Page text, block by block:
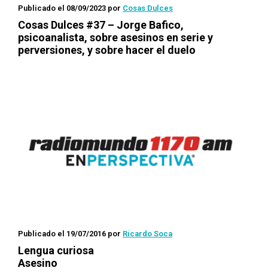
Publicado el 08/09/2023 por Cosas Dulces
Cosas Dulces #37 – Jorge Bafico,
psicoanalista, sobre asesinos en serie y
perversiones, y sobre hacer el duelo
Publicado el 19/07/2016 por Ricardo Soca
Lengua curiosa
Asesino